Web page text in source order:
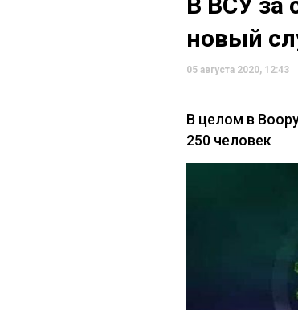
новый
05 августа 2020, 12:43
В целом в
250 человек